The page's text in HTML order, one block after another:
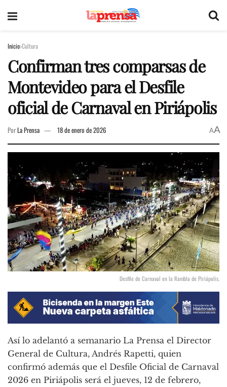
Inicio Cultura
Confirman tres comparsas de
Montevideo para el Desfile
oficial de Carnaval en Piriápolis
PorLa Prensa 18 de enero de 2026 AA
Desfile de Carnaval en la Rambla de Piriápolis.
Así lo adelantó a semanario La Prensa el Director
General de Cultura, Andrés Rapetti, quien
confirmó además que el Desfile Oficial de Carnaval
2026 en Piriápolis será el jueves, 12 de febrero,